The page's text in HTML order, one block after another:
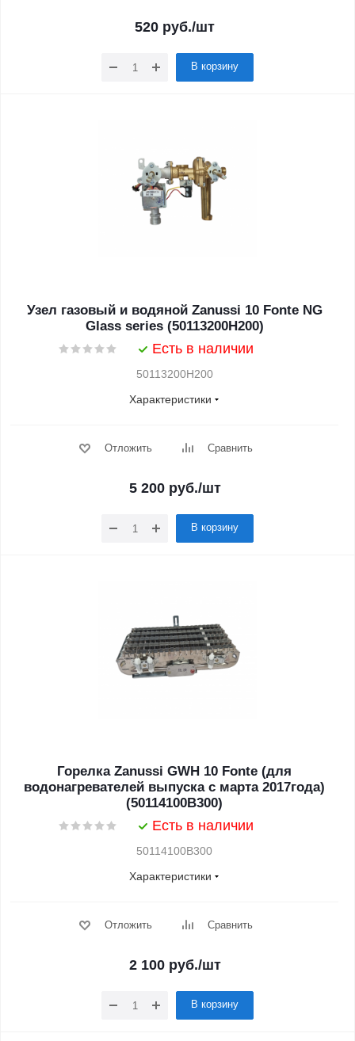
520 руб./шт
В корзину
Узел газовый и водяной Zanussi 10 Fonte NG
Glass series (50113200H200)
Есть в наличии
50113200H200
Характеристики
Отложить Сравнить
5 200руб./шт
В корзину
Горелка Zanussi GWH 10 Fonte (для
водонагревателей выпуска с марта 2017года)
(50114100B300)
Есть в наличии
50114100B300
Характеристики
Отложить Сравнить
2 100руб./шт
В корзину